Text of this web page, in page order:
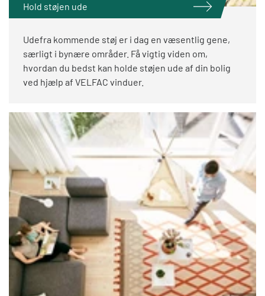
Hold støjen ude
Udefra kommende støj er i dag en væsentlig gene,
særligt i bynære områder. Få vigtig viden om,
hvordan du bedst kan holde støjen ude af din bolig
ved hjælp af VELFAC vinduer.